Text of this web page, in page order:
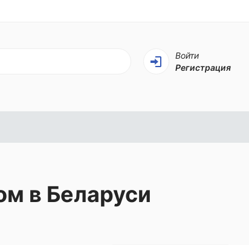
Войти
Регистрация
в Беларуси